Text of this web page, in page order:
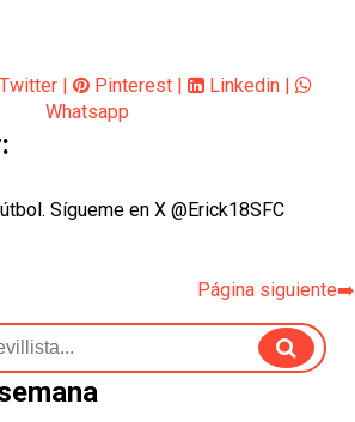
Twitter | Pinterest | Linkedin |
Whatsapp
Sígueme en X @Erick18SFC
Página siguiente➡️